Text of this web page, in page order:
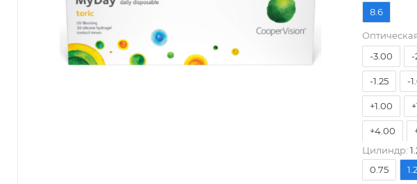
8.6-7.00
-3.00 -
-1.25 -
+1.00
+4.00
Цилиндр:
0.75